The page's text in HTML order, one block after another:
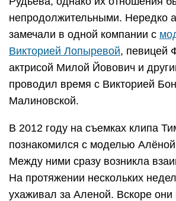
непродолжительными. Нередко
замечали в одной компании с
Викторией Лопыревой, певицей
актрисой Милой Йовович и
проводил время с Викторией
Малиновской.
В 2012 году на съемках клипа
познакомился с моделью
Между ними сразу возникла
На протяжении нескольких
ухаживал за Аленой. Вскоре они